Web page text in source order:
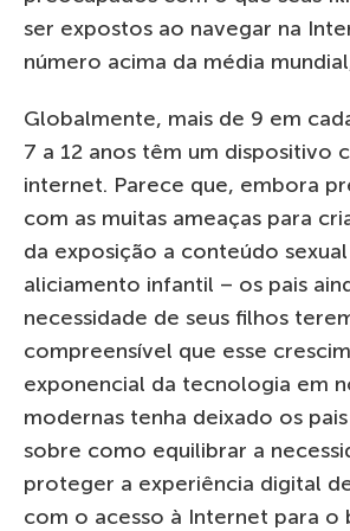
ser expostos ao navegar na
número acima da média
Globalmente, mais de 9 em
7 a 12 anos têm um dispositivo
internet. Parece que, embora
com as muitas ameaças para
da exposição a conteúdo
aliciamento infantil – os pais
necessidade de seus filhos
compreensível que esse
exponencial da tecnologia em
modernas tenha deixado os
sobre como equilibrar a
proteger a experiência digital
com o acesso à Internet para o